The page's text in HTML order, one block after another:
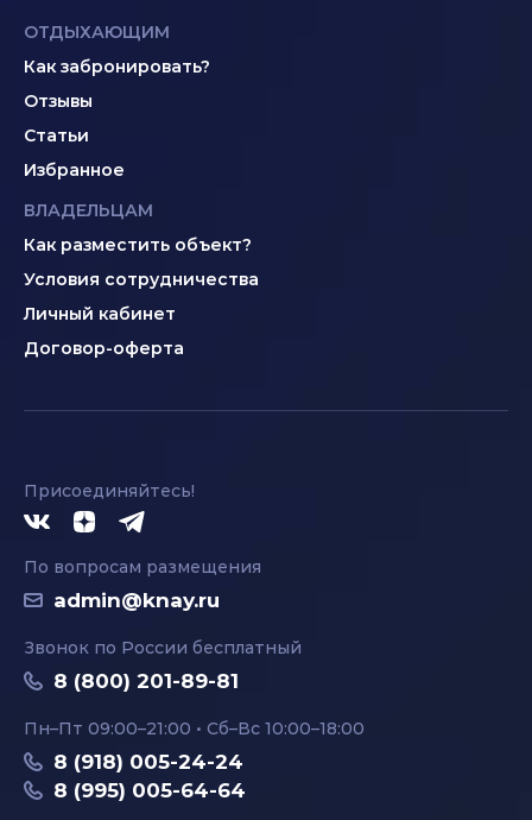
ОТДЫХАЮЩИМ
Как забронировать?
Отзывы
Статьи
Избранное
ВЛАДЕЛЬЦАМ
Как разместить объект?
Условия сотрудничества
Личный кабинет
Договор-оферта
Присоединяйтесь!
По вопросам размещения
admin@knay.ru
Звонок по России бесплатный
8 (800) 201-89-81
Пн–Пт 09:00–21:00 • Сб–Вс 10:00–18:00
8 (918) 005-24-24
8 (995) 005-64-64